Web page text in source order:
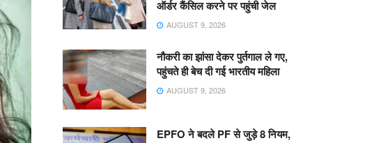
ऑर्डर कैंसिल करने पर पहुंची जेल
AUGUST 9, 2026
नौकरी का झांसा देकर पुर्तगाल ले गए,
पहुंचते ही बेच दी गई भारतीय महिला
AUGUST 9, 2026
EPFO ने बदले PF से जुड़े 8 नियम,